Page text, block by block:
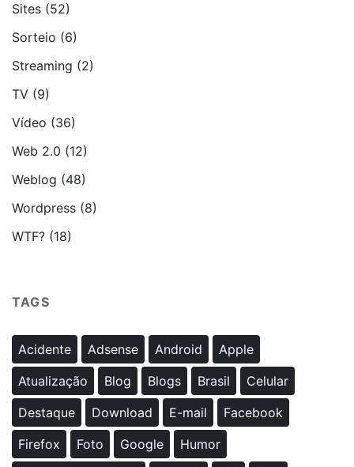
Sites (52)
Sorteio (6)
Streaming (2)
TV (9)
Vídeo (36)
Web 2.0 (12)
Weblog (48)
Wordpress (8)
WTF? (18)
TAGS
Acidente Adsense Android
Apple
Atualização
Blog Blogs Brasil
Celular
Destaque
Download E-mail
Facebook
Firefox
Foto Google
Humor